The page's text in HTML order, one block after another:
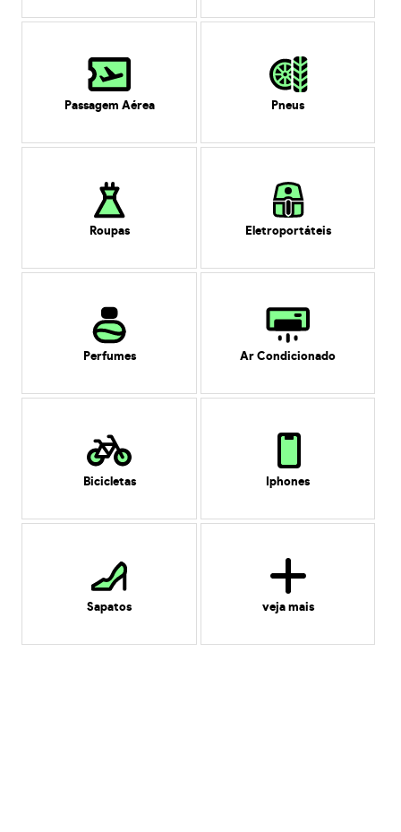
Passagem Aérea Pneus
Roupas Eletroportáteis
Perfumes Ar Condicionado
Bicicletas Iphones
Sapatos veja mais